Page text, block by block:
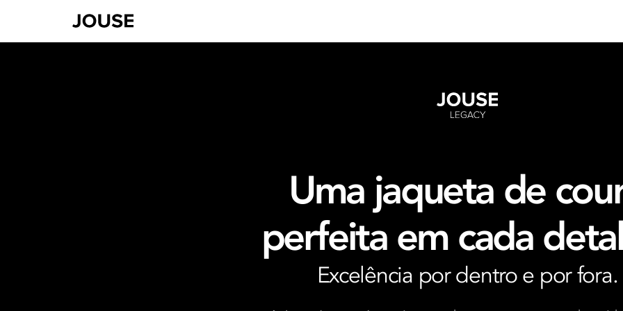
Uma jaqueta de
perfeita em cada
Excelência por dentro e por fora.